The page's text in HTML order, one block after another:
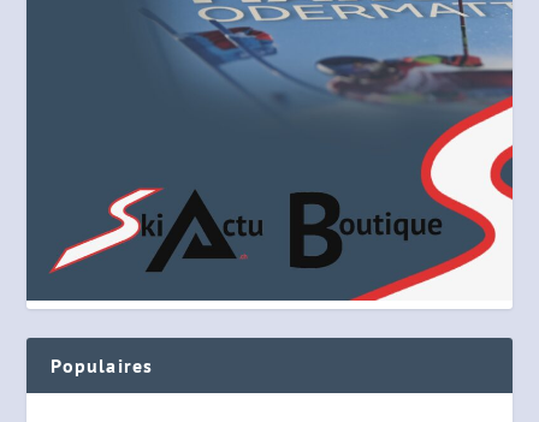
Populaires